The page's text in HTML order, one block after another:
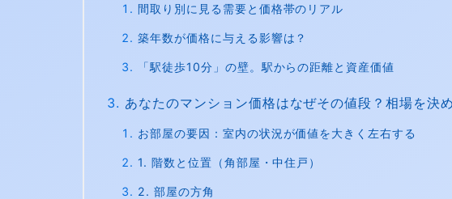
間取り別に見る需要と価格帯のリアル
築年数が価格に与える影響は？
「駅徒歩10分」の壁。駅からの距離と資産価値
あなたのマンション価格はなぜその値段？相場を決
お部屋の要因：室内の状況が価値を大きく左右する
1. 階数と位置（角部屋・中住戸）
2. 部屋の方角